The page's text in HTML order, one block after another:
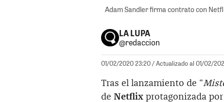
Adam Sandler firma contrato con
LA LUPA
@redaccion
01/02/2020 23:20/ Actualizado al 01/02/
Tras el lanzamiento de “
de Netflix protagonizada